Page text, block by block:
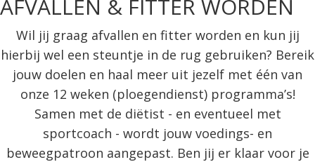
AFVALLEN & FITTER WORDEN
Wil jij graag afvallen en fitter worden en kun jij
hierbij wel een steuntje in de rug gebruiken? Bereik
jouw doelen en haal meer uit jezelf met één van
onze 12 weken (ploegendienst) programma’s!
Samen met de diëtist - en eventueel met
sportcoach - wordt jouw voedings- en
beweegpatroon aangepast. Ben jij er klaar voor je